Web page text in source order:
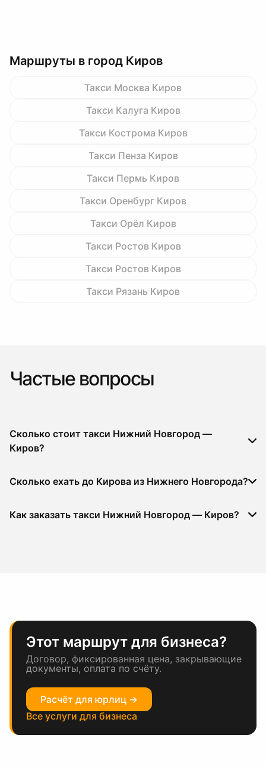
Маршруты в город Киров
Такси Москва Киров
Такси Калуга Киров
Такси Кострома Киров
Такси Пенза Киров
Такси Пермь Киров
Такси Оренбург Киров
Такси Орёл Киров
Такси Ростов Киров
Такси Ростов Киров
Такси Рязань Киров
Частые вопросы
Сколько стоит такси Нижний Новгород —
Киров?
Сколько ехать до Кирова из Нижнего Новгорода?
Как заказать такси Нижний Новгород — Киров?
Этот маршрут для бизнеса?
Договор, фиксированная цена, закрывающие
документы, оплата по счёту.
Расчёт для юрлиц →
Все услуги для бизнеса